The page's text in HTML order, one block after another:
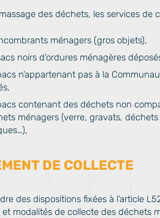
des déchets, les services de
ménagers (gros objets),
noirs d’ordures ménagères
n’appartenant pas à la
contenant des déchets non
ménagers (verre, gravats,
DE COLLECTE
des dispositions fixées à l’article
modalités de collecte des déchets